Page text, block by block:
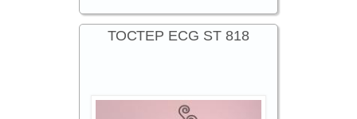
ТОСТЕР ECG ST 818